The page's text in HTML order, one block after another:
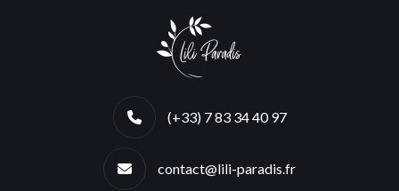
(+33) 7 83 34 40 97
contact@lili-paradis.fr